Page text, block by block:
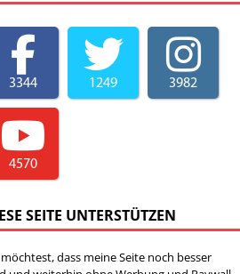
3344 1249 3982
4570
SEITE UNTERSTÜTZEN
dass meine Seite noch besser